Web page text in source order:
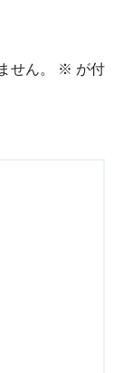
せん。 ※ が付